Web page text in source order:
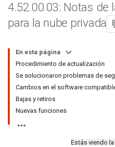
4.52.00.03: Notas de
para la nube privada
En esta página
Procedimiento de actualización
Se solucionaron problemas de
Cambios en el software
Bajas y retiros
Nuevas funciones
Estás viendo